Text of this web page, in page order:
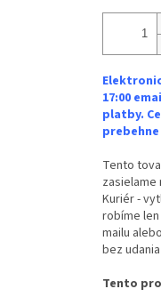
17:00
platby.
Tento
zasielame
Kuriér -
robíme
mailu
bez
Tento